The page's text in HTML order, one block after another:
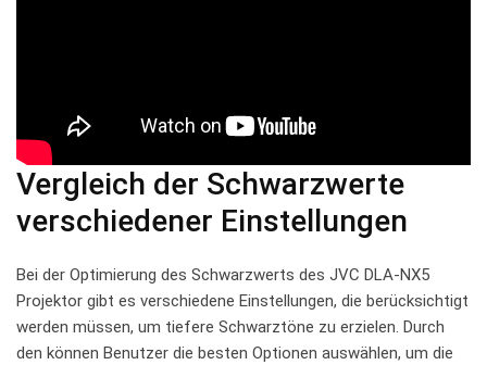
Vergleich der Schwarzwerte
verschiedener Einstellungen
Bei der ⁣Optimierung des Schwarzwerts des JVC DLA-NX5
Projektor gibt es verschiedene⁣ Einstellungen, ​die berücksichtigt
werden‌ müssen, um tiefere‌ Schwarztöne zu‌ erzielen. Durch
den können Benutzer die besten Optionen auswählen, um⁤ die